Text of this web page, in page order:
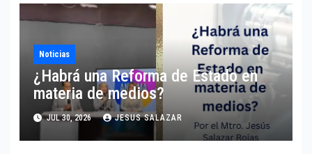
Noticias
¿Habrá una Reforma de Estado en
materia de medios?
JUL 30, 2026 JESUS SALAZAR